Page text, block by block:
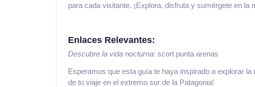
para cada visitante. ¡Explora, disfruta y sumérgete en la
Enlaces Relevantes:
Descubre la vida nocturna: scort punta arenas
Esperamos que esta guía te haya inspirado a explorar la
de tu viaje en el extremo sur de la Patagonia!